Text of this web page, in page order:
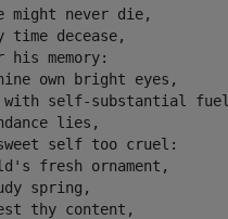
might never die,
time decease,
his memory:
own bright eyes,
self-substantial
lies,
self too cruel:
fresh ornament,
spring,
thy content,